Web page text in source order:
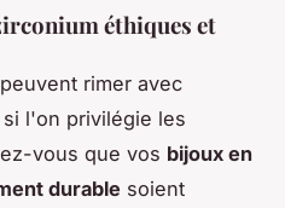
éthiques et
peuvent rimer avec
l'on privilégie les
vous que vos bijoux en
durable soient